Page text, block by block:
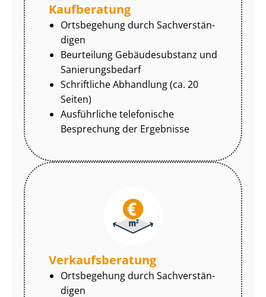
Kaufberatung
Ortsbegehung durch Sach­ver­stän­
di­gen
Beurteilung Gebäudesubstanz und
Sa­nie­rungs­be­darf
Schriftliche Abhandlung (ca. 20
Seiten)
Ausführliche telefonische
Besprechung der Ergebnisse
Ver­kaufs­be­ra­tung
Ortsbegehung durch Sach­ver­stän­
di­gen